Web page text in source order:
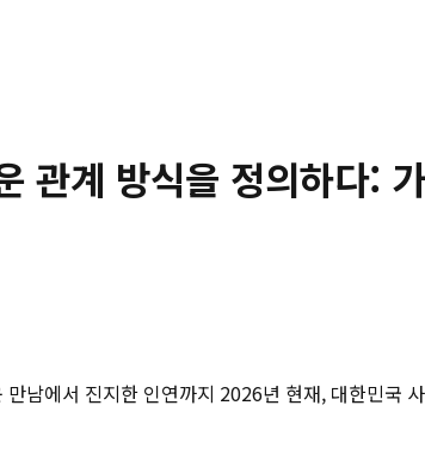
관계 방식을 정의하다:
남에서 진지한 인연까지 2026년 현재, 대한민국